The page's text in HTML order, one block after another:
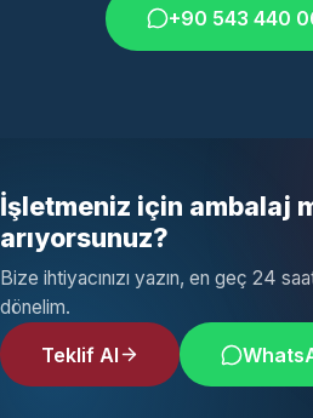
+90 543 440
İşletmeniz için ambalaj
arıyorsunuz?
Bize ihtiyacınızı yazın, en geç 24
dönelim.
Teklif Al